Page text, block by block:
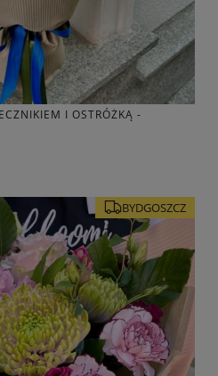
I OSTRÓŻKĄ -
BYDGOSZCZ